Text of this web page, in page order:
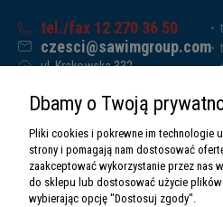
tel./fax 12 270 36 50
czesci@sawimgroup.com
ul. Krakowska 332,
Sawim Group Mariusz Zdyb sp. k.
NIP: 5130284470
REGON: 5246591010
Dbamy o Twoją
Pliki cookies i pokrewne im technologie
strony i pomagają nam dostosować
zaakceptować wykorzystanie przez nas
do sklepu lub dostosować użycie
wybierając opcję "Dostosuj zgody".